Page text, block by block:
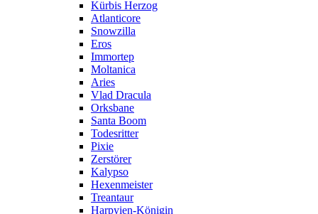
Kürbis Herzog
Atlanticore
Snowzilla
Eros
Immortep
Moltanica
Aries
Vlad Dracula
Orksbane
Santa Boom
Todesritter
Pixie
Zerstörer
Kalypso
Hexenmeister
Treantaur
Harpyien-Königin